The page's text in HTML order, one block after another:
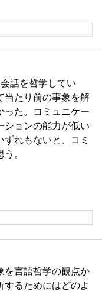
話を哲学してい
当たり前の事象を解
った。コミュニケー
ションの能力が低い
ずれもないと、コミ
。
を言語哲学の観点か
するためにはどのよ